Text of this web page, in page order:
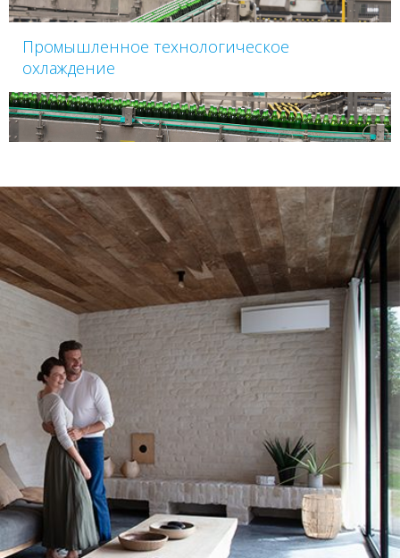
Промышленное технологическое
охлаждение